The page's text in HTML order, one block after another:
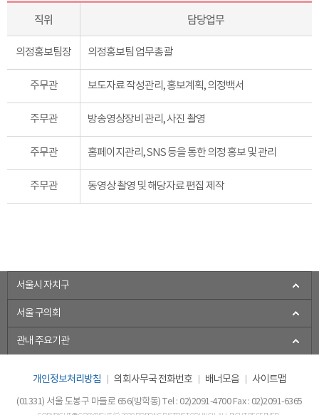
직위 담당업무
의정홍보팀장 의정홍보팀 업무총괄
주무관 보도자료 작성관리, 홍보계획, 의정백서
주무관 방송영상장비 관리, 사진 촬영
주무관 홈페이지관리, SNS 등을 통한 의정 홍보 및 관리
주무관 동영상 촬영 및 해당자료 편집 제작
서울시 자치구
서울 구의회
관내 주요기관
개인정보처리방침 의회사무국 전화번호 배너모음 사이트맵
(01331) 서울 도봉구 마들로 656(방학동)Tel : 02)2091-4700 Fax : 02)2091-6365